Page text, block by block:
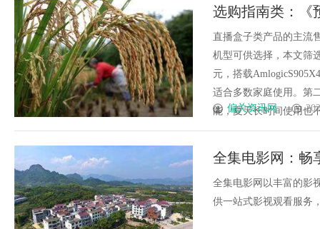
选购指南类：《
推荐》
直播盒子类产品的主流
机型可供选择，本文筛
元，搭载
适合多数家庭使用。第
能，夏天长时间使用也
偏关资讯网
全集电影网：畅
全集电影网以丰富的影
供一站式影视观看服务